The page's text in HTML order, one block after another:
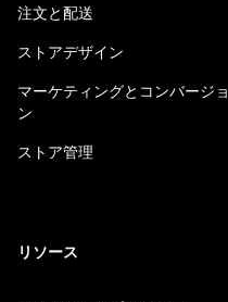
注文と配送
ストアデザイン
マーケティングとコンバージョ
ン
ストア管理
リソース